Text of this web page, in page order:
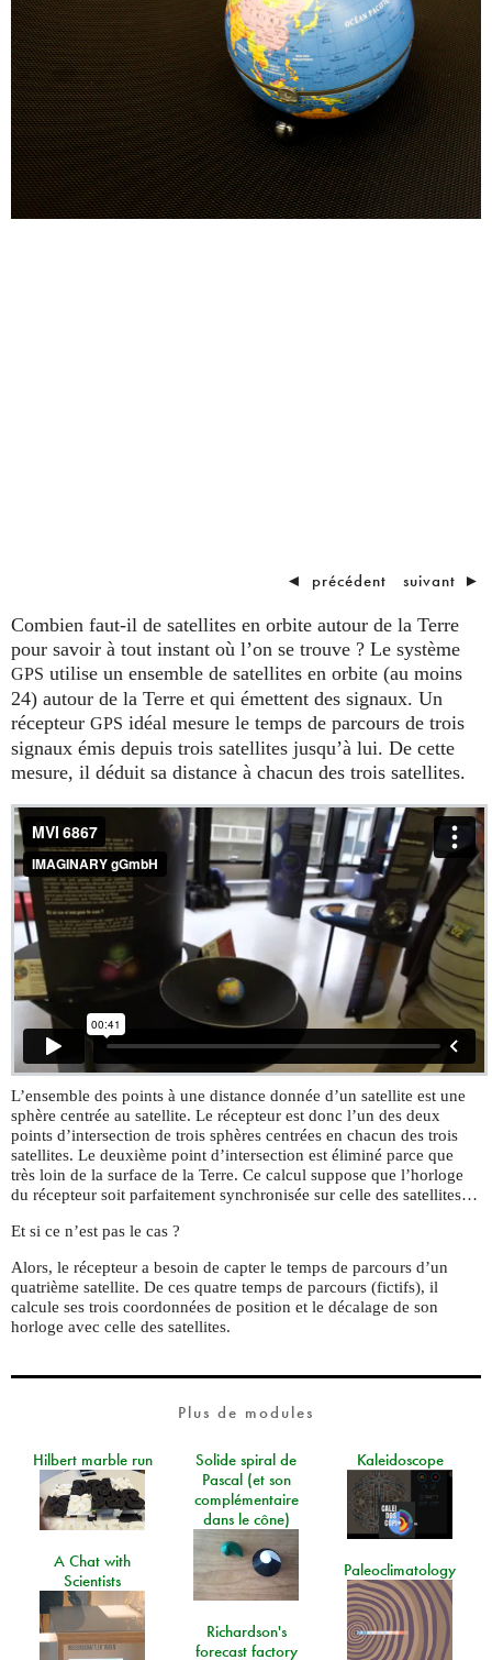
◄ précédent suivant ►
Combien faut-il de satellites en orbite autour de la Terre
pour savoir à tout instant où l’on se trouve ? Le système
GPS utilise un ensemble de satellites en orbite (au moins
24) autour de la Terre et qui émettent des signaux. Un
récepteur GPS idéal mesure le temps de parcours de trois
signaux émis depuis trois satellites jusqu’à lui. De cette
mesure, il déduit sa distance à chacun des trois satellites.
L’ensemble des points à une distance donnée d’un satellite est une
sphère centrée au satellite. Le récepteur est donc l’un des deux
points d’intersection de trois sphères centrées en chacun des trois
satellites. Le deuxième point d’intersection est éliminé parce que
très loin de la surface de la Terre. Ce calcul suppose que l’horloge
du récepteur soit parfaitement synchronisée sur celle des satellites…
Et si ce n’est pas le cas ?
Alors, le récepteur a besoin de capter le temps de parcours d’un
quatrième satellite. De ces quatre temps de parcours (fictifs), il
calcule ses trois coordonnées de position et le décalage de son
horloge avec celle des satellites.
Plus de modules
Hilbert marble run
Solide spiral de
Pascal (et son
complémentaire
dans le cône)
Kaleidoscope
A Chat with
Scientists
Paleoclimatology
Richardson's
forecast factory